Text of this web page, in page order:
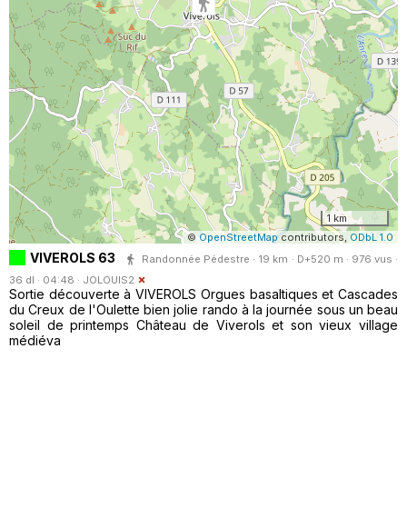
1 km
©OpenStreetMap contributors, ODbL 1.0
VIVEROLS 63
Randonnée Pédestre · 19 km · D+520 m · 976 vus ·
36 dl · 04:48 · JOLOUIS2
Sortie découverte à VIVEROLS Orgues basaltiques et Cascades
du Creux de l'Oulette bien jolie rando à la journée sous un beau
soleil de printemps Château de Viverols et son vieux village
médiéva